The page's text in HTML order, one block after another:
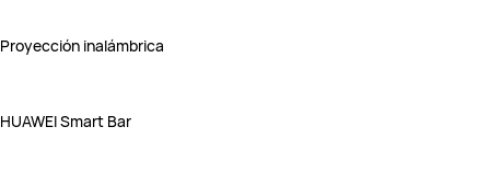
Proyección inalámbrica
HUAWEI Smart Bar